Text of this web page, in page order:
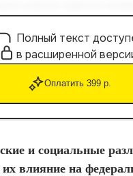
Полный текст
в расширенной
Оплатить 399 р.
и социальные
их влияние на